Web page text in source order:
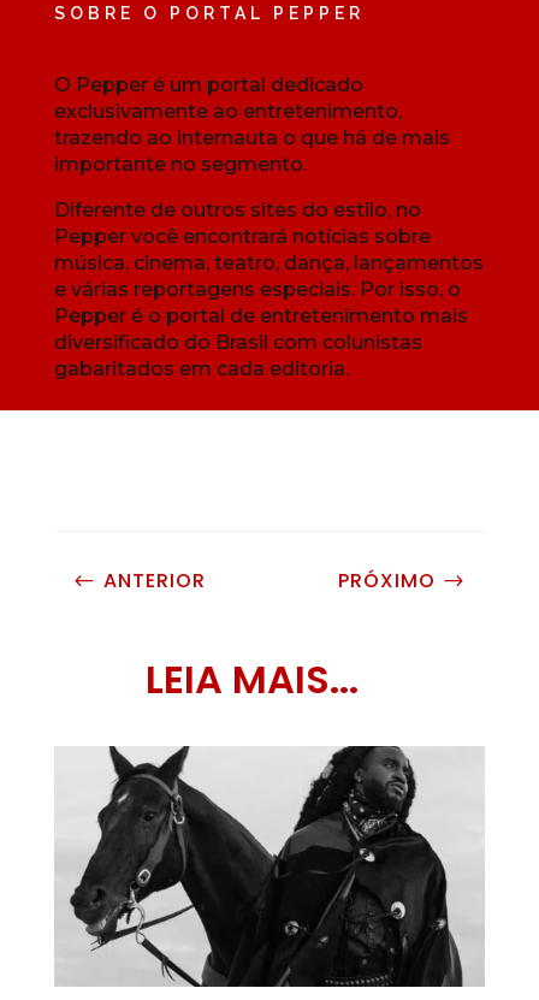
SOBRE O PORTAL PEPPER
O Pepper é um portal dedicado
exclusivamente ao entretenimento,
trazendo ao internauta o que há de mais
importante no segmento.
Diferente de outros sites do estilo, no
Pepper você encontrará notícias sobre
música, cinema, teatro, dança, lançamentos
e várias reportagens especiais. Por isso, o
Pepper é o portal de entretenimento mais
diversificado do Brasil com colunistas
gabaritados em cada editoria.
# ANTERIOR PRÓXIMO $
LEIA MAIS...